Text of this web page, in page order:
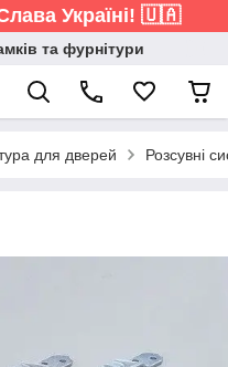
Україні! 🇺🇦
та фурнітури
для дверей Розсувні